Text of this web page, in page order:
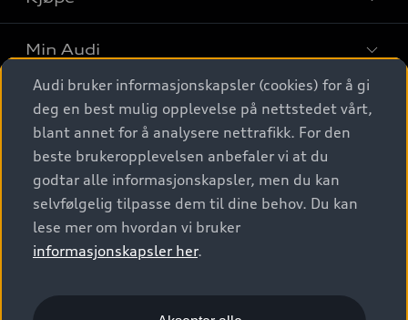
Finn din Audi
Sammenlign bilmodeller
Elbiler
SUV
Stasjonsvogn
Sportback
S/RS
Konseptbiler og prototyper
Kjøpshjelp
Biler på lager
Finn forhandler
Bestill prøvekjøring
Kontakt forhandler
Bilgarantier
Min Audi
Behold nybilfølelsen
Audi Originalt tilbehør
Verkstedtjenester
Digitale tjenester
Audi digitale tjenester
Audi connect
Functions on demand
Kom i gang med myAudi
Audi Norge
Kundeservice
Audi Driving Experience
© 2026 AUDI NORGE. All Rights Reserved.
Audi bruker informasjonskapsler (cookies) for å gi
deg en best mulig opplevelse på nettstedet vårt,
blant annet for å analysere nettrafikk. For den
beste brukeropplevelsen anbefaler vi at du
godtar alle informasjonskapsler, men du kan
selvfølgelig tilpasse dem til dine behov. Du kan
lese mer om hvordan vi bruker
informasjonskapsler her.